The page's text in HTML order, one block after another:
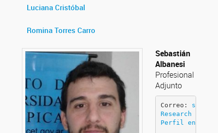
Luciana Cristóbal
Romina Torres Carro
Sebastián
Albanesi
Profesional
Adjunto
Correo:
Research Gate
Perfil en